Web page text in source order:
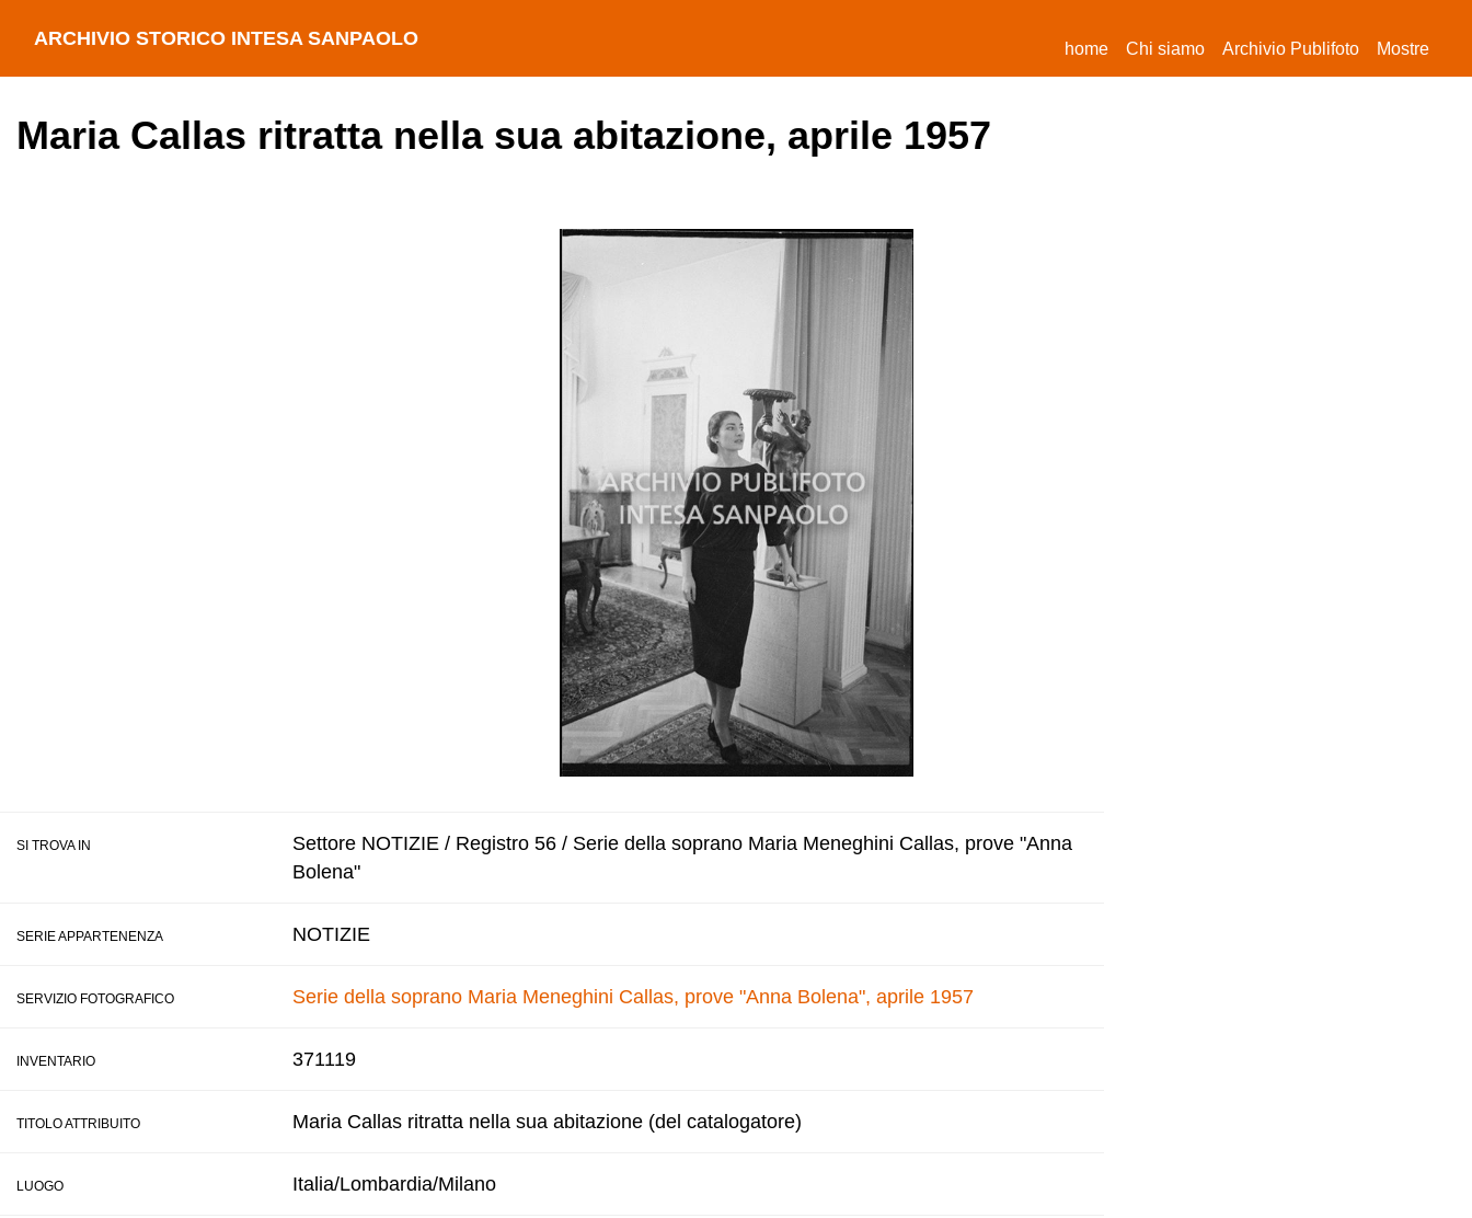
ARCHIVIO STORICO INTESA SANPAOLO home(current)
Chi siamo Archivio Publifoto Mostre
Maria Callas ritratta nella sua abitazione, aprile 1957
SI TROVA IN
Settore NOTIZIE / Registro 56 / Serie della soprano Maria Meneghini Callas, prove "Anna
Bolena"
SERIE APPARTENENZA NOTIZIE
SERVIZIO FOTOGRAFICO Serie della soprano Maria Meneghini Callas, prove "Anna Bolena", aprile 1957
INVENTARIO 371119
TITOLO ATTRIBUITO Maria Callas ritratta nella sua abitazione (del catalogatore)
LUOGO Italia/Lombardia/Milano